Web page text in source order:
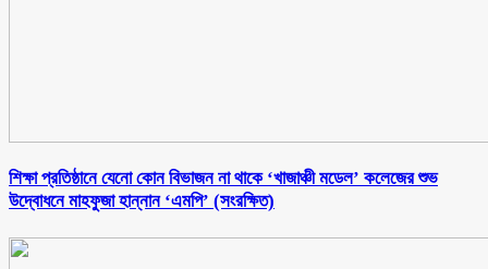
শিক্ষা প্রতিষ্ঠানে যেনো কোন বিভাজন না থাকে ‘খাজাঞ্চী মডেল’ কলেজের শুভ
উদ্বোধনে মাহফুজা হান্নান ‘এমপি’ (সংরক্ষিত)